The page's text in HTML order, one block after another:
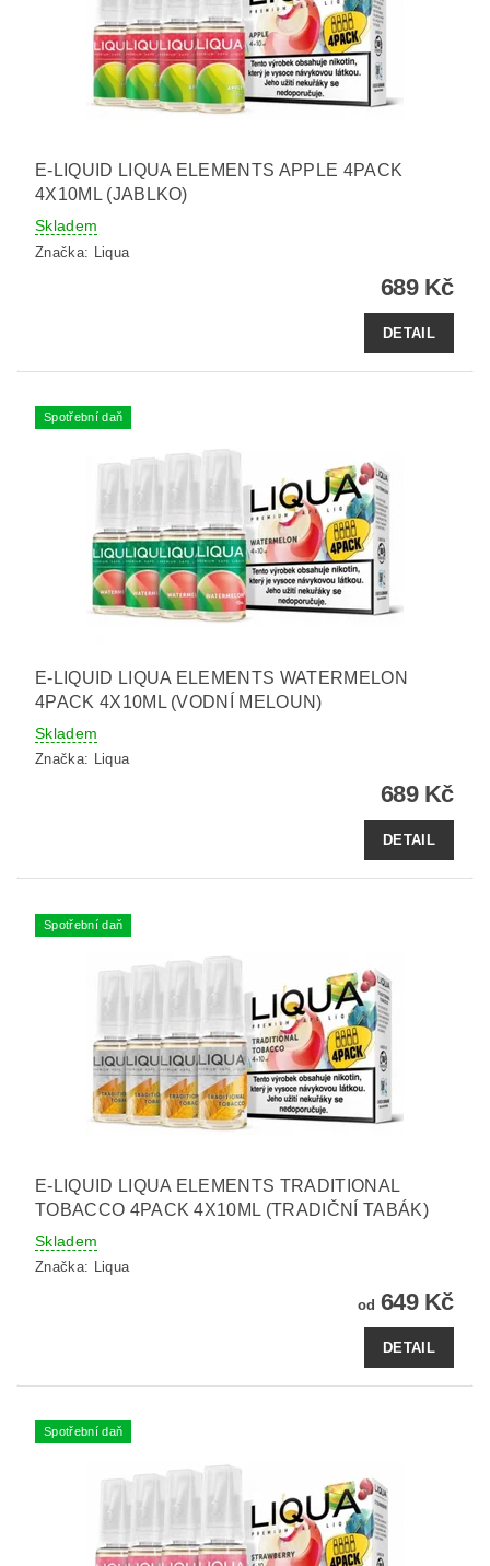
E-LIQUID LIQUA ELEMENTS APPLE 4PACK
4X10ML (JABLKO)
Skladem
Značka: Liqua
689 Kč
DETAIL
Spotřební daň
E-LIQUID LIQUA ELEMENTS WATERMELON
4PACK 4X10ML (VODNÍ MELOUN)
Skladem
Značka: Liqua
689 Kč
DETAIL
Spotřební daň
E-LIQUID LIQUA ELEMENTS TRADITIONAL
TOBACCO 4PACK 4X10ML (TRADIČNÍ TABÁK)
Skladem
Značka: Liqua
od 649 Kč
DETAIL
Spotřební daň